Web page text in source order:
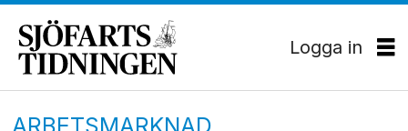
Logga in
ARBETSMARKNAD